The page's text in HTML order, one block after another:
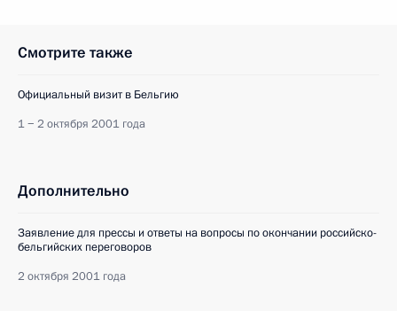
Смотрите также
Официальный визит в Бельгию
1 − 2 октября 2001 года
Дополнительно
Заявление для прессы и ответы на вопросы по окончании российско-
бельгийских переговоров
2 октября 2001 года